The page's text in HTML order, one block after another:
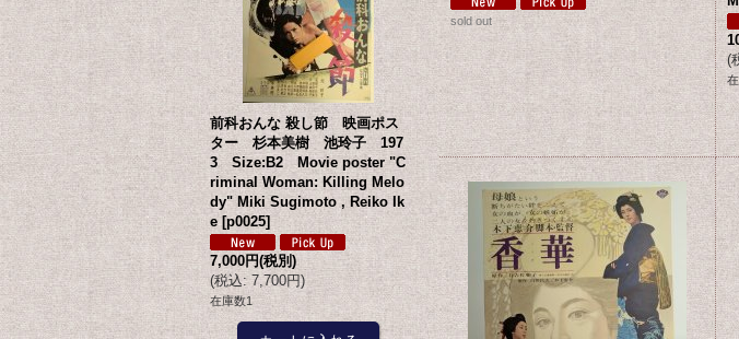
前科おんな 殺し節 映画ポス
ター 杉本美樹 池玲子 197
3 Size:B2 Movie poster "C
riminal Woman: Killing Melo
dy" Miki Sugimoto , Reiko Ik
e [p0025]
7,000円(税別)
(税込: 7,700円)
在庫数1
sold out
(